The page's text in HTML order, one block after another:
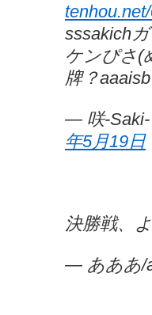
sssakich
ケンぴさ(
牌？aaaisb
— 咲-Saki-
年5月19日
決勝戦、
— あああ/